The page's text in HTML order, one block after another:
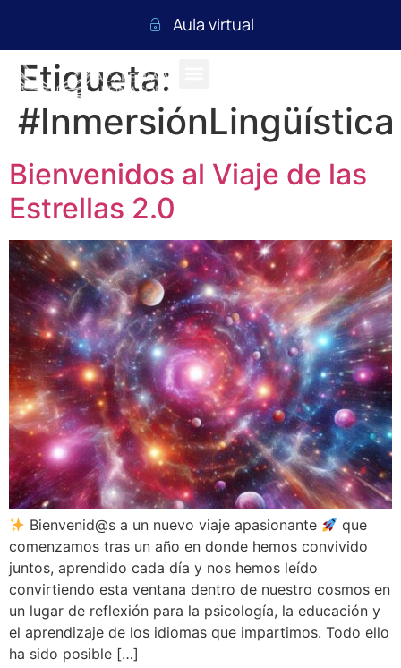
Aula virtual
Etiqueta:
#InmersiónLingüística
Bienvenidos al Viaje de las
Estrellas 2.0
Bienvenid@s a un nuevo viaje apasionante
que
comenzamos tras un año en donde hemos convivido
juntos, aprendido cada día y nos hemos leído
convirtiendo esta ventana dentro de nuestro cosmos en
un lugar de reflexión para la psicología, la educación y
el aprendizaje de los idiomas que impartimos. Todo ello
ha sido posible […]